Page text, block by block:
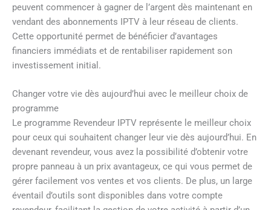
peuvent commencer à gagner de l’argent dès maintenant en
vendant des abonnements IPTV à leur réseau de clients.
Cette opportunité permet de bénéficier d’avantages
financiers immédiats et de rentabiliser rapidement son
investissement initial.
Changer votre vie dès aujourd’hui avec le meilleur choix de
programme
Le programme Revendeur IPTV représente le meilleur choix
pour ceux qui souhaitent changer leur vie dès aujourd’hui. En
devenant revendeur, vous avez la possibilité d’obtenir votre
propre panneau à un prix avantageux, ce qui vous permet de
gérer facilement vos ventes et vos clients. De plus, un large
éventail d’outils sont disponibles dans votre compte